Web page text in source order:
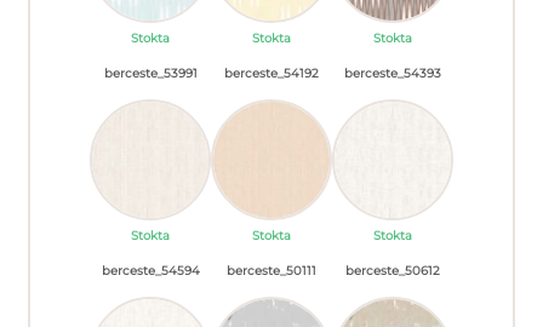
Stokta Stokta Stokta
berceste_53991
Stokta
berceste_54192
Stokta
berceste_54393
Stokta
berceste_54594 berceste_50111 berceste_50612